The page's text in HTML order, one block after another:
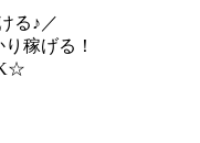
る♪／
稼げる！